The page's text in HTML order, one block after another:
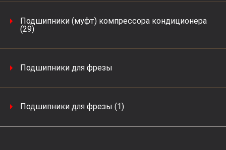
Подшипники (муфт) компрессора кондиционера
(29)
Подшипники для фрезы
Подшипники для фрезы (1)